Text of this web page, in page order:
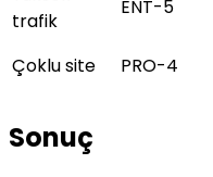
trafik
ENT-5
Çoklu site
PRO-4
Sonuç